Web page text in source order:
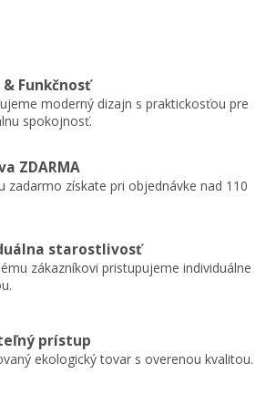
Funkčnosť
moderný dizajn s praktickosťou pre
spokojnosť.
ZDARMA
zadarmo získate pri objednávke nad 110
starostlivosť
zákazníkovi pristupujeme individuálne
prístup
ekologický tovar s overenou kvalitou.